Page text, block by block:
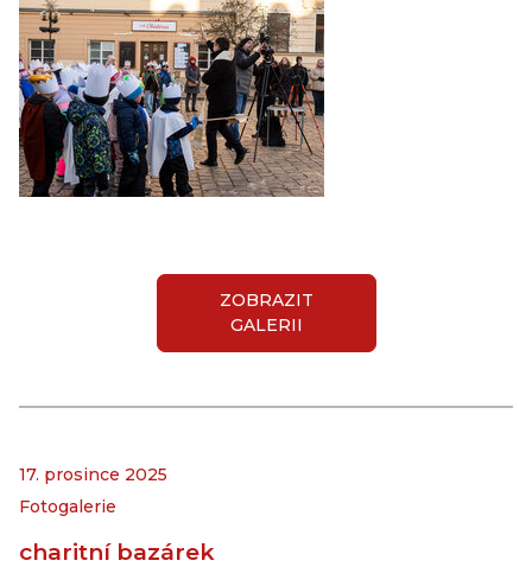
ZOBRAZIT
GALERII
17. prosince 2025
Fotogalerie
charitní bazárek